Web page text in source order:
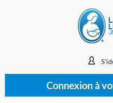
Connexion à